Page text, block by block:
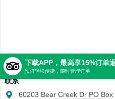
联系
60203 Bear Creek Dr PO Box
下载APP，最高享15%订单
预订轻松便捷，随时管理订单